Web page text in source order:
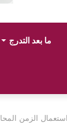
ما بعد التدرج
استعمال الزمن